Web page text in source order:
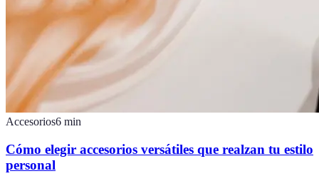
Accesorios6 min
Cómo elegir accesorios versátiles que realzan tu estilo
personal